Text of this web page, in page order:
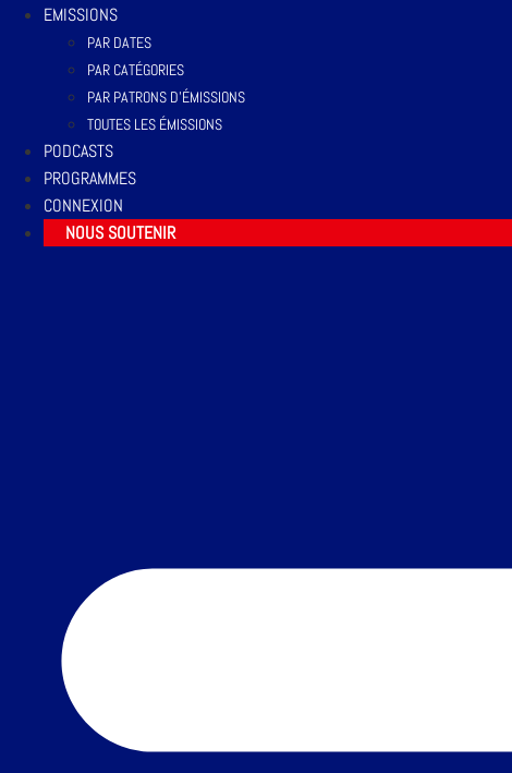
EMISSIONS
PAR DATES
PAR CATÉGORIES
PAR PATRONS D’ÉMISSIONS
TOUTES LES ÉMISSIONS
PODCASTS
PROGRAMMES
CONNEXION
NOUS SOUTENIR